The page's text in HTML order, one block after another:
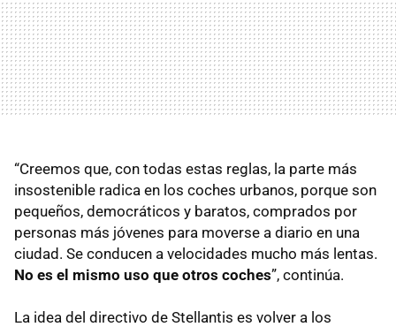
“Creemos que, con todas estas reglas, la parte más
insostenible radica en los coches urbanos, porque son
pequeños, democráticos y baratos, comprados por
personas más jóvenes para moverse a diario en una
ciudad. Se conducen a velocidades mucho más lentas.
No es el mismo uso que otros coches”, continúa.
La idea del directivo de Stellantis es volver a los